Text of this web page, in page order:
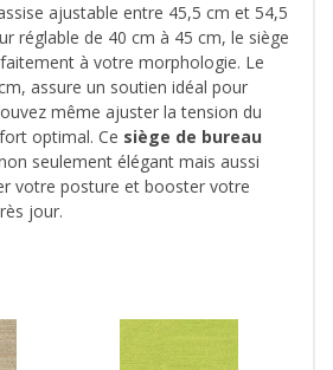
ajustable entre 45,5 cm et 54,5
réglable de 40 cm à 45 cm, le siège
à votre morphologie. Le
assure un soutien idéal pour
même ajuster la tension du
optimal. Ce siège de bureau
seulement élégant mais aussi
votre posture et booster votre
jour.